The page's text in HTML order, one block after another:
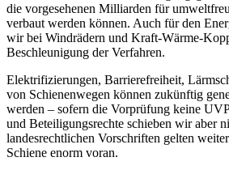
die vorgesehenen Milliarden für
verbaut werden können. Auch für den
wir bei Windrädern und Kraft-Wärme-
Beschleunigung der Verfahren.
Elektrifizierungen, Barrierefreiheit,
von Schienenwegen können zukünftig
werden – sofern die Vorprüfung keine
und Beteiligungsrechte schieben wir aber
landesrechtlichen Vorschriften gelten
Schiene enorm voran.